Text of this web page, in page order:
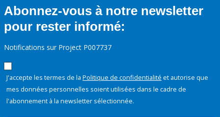
Abonnez-vous à notre newsletter
pour rester informé:
Notifications sur Project P007737
J'accepte les termes de la Politique de confidentialité et autorise que
mes données personnelles soient utilisées dans le cadre de
l'abonnement à la newsletter sélectionnée.